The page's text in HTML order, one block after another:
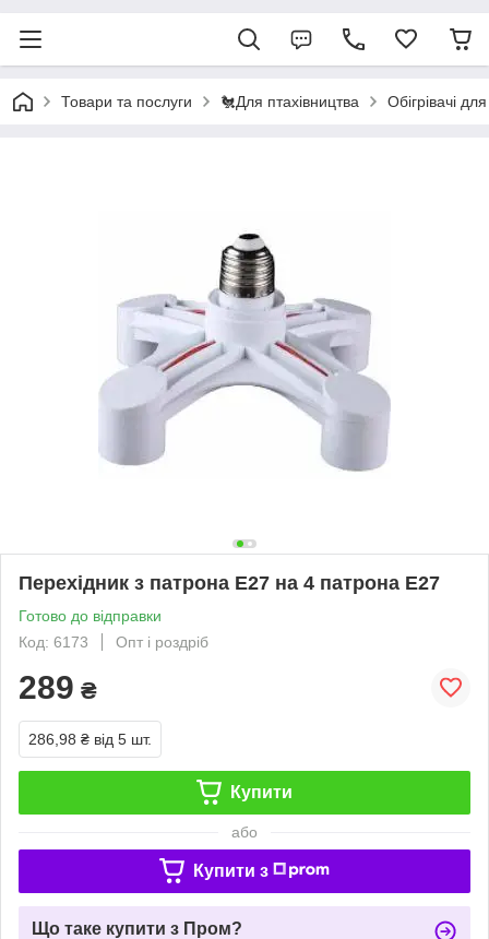
Товари та послуги 🐔Для птахівництва Обігрівачі
Перехідник з патрона Е27 на 4 патрона Е27
Готово до відправки
Код: 6173
Опт і роздріб
289 ₴
286,98 ₴ від 5 шт.
Купити
або
Купити з
Що таке купити з Пром?